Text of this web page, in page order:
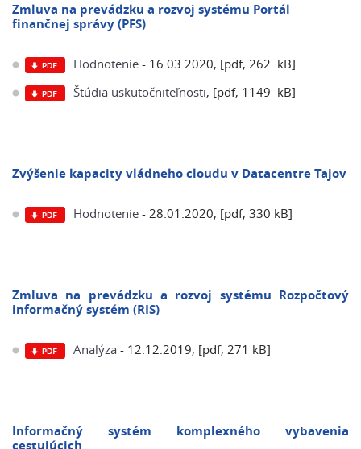
Zmluva na prevádzku a rozvoj systému Portál
finančnej správy (PFS)
Hodnotenie - 16.03.2020, [pdf, 262 kB]
Štúdia uskutočniteľnosti, [pdf, 1149 kB]
Zvýšenie kapacity vládneho cloudu v Datacentre Tajov
Hodnotenie - 28.01.2020, [pdf, 330 kB]
Zmluva na prevádzku a rozvoj systému Rozpočtový
informačný systém (RIS)
Analýza - 12.12.2019, [pdf, 271 kB]
Informačný systém komplexného vybavenia
cestujúcich